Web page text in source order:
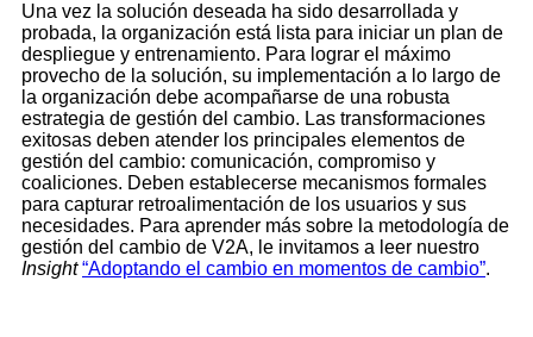
Una vez la solución deseada ha sido desarrollada y
probada, la organización está lista para iniciar un plan de
despliegue y entrenamiento. Para lograr el máximo
provecho de la solución, su implementación a lo largo de
la organización debe acompañarse de una robusta
estrategia de gestión del cambio. Las transformaciones
exitosas deben atender los principales elementos de
gestión del cambio: comunicación, compromiso y
coaliciones. Deben establecerse mecanismos formales
para capturar retroalimentación de los usuarios y sus
necesidades. Para aprender más sobre la metodología de
gestión del cambio de V2A, le invitamos a leer nuestro
Insight“Adoptando el cambio en momentos de cambio”.